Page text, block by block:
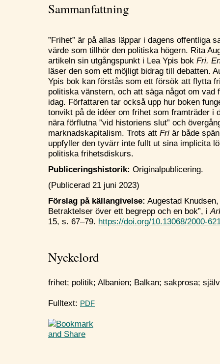
Sammanfattning
”Frihet” är på allas läppar i dagens offentliga
värde som tillhör den politiska högern. Rita
artikeln sin utgångspunkt i Lea Ypis bok Fri.
läser den som ett möjligt bidrag till debatten.
Ypis bok kan förstås som ett försök att flytta
politiska vänstern, och att säga något om
idag. Författaren tar också upp hur boken
tonvikt på de idéer om frihet som framträder i
nära förflutna ”vid historiens slut” och
marknadskapitalism. Trots att Fri är både
uppfyller den tyvärr inte fullt ut sina implicita
politiska frihetsdiskurs.
Publiceringshistorik: Originalpublicering.
(Publicerad 21 juni 2023)
Förslag på källangivelse: Augestad
Betraktelser över ett begrepp och en bok”, i
15, s. 67–79. https://doi.org/10.13068/2000-
Nyckelord
frihet; politik; Albanien; Balkan; sakprosa;
Fulltext: PDF